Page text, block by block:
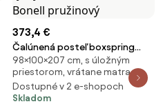
373,4 €
Čalúnená posteľ boxspring
GLORIEN VELVET 100x200 cm
tyrkysová Matrac: Matrac
Bonell pružinový
98×100×207 cm, s úložným
priestorom, vrátane matraca
Dostupné v 2 e-shopoch
Skladom